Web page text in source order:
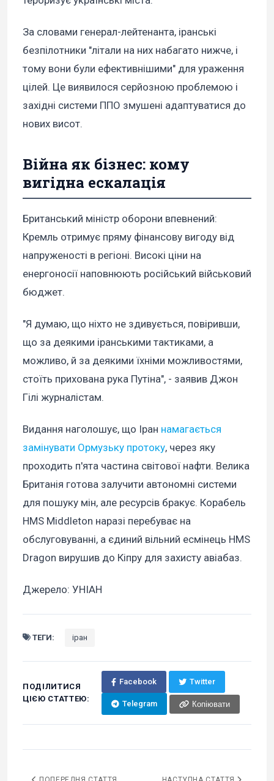
За словами генерал-лейтенанта, іранські
безпілотники "літали на них набагато нижче, і
тому вони були ефективнішими" для ураження
цілей. Це виявилося серйозною проблемою і
західні системи ППО змушені адаптуватися до
нових висот.
Війна як бізнес: кому
вигідна ескалація
Британський міністр оборони впевнений:
Кремль отримує пряму фінансову вигоду від
напруженості в регіоні. Високі ціни на
енергоносії наповнюють російський військовий
бюджет.
"Я думаю, що ніхто не здивується, повіривши,
що за деякими іранськими тактиками, а
можливо, й за деякими їхніми можливостями,
стоїть прихована рука Путіна", - заявив Джон
Гілі журналістам.
Видання наголошує, що Іран намагається
замінувати Ормузьку протоку, через яку
проходить п'ята частина світової нафти. Велика
Британія готова залучити автономні системи
для пошуку мін, але ресурсів бракує. Корабель
HMS Middleton наразі перебуває на
обслуговуванні, а єдиний вільний есмінець HMS
Dragon вирушив до Кіпру для захисту авіабаз.
Джерело: УНІАН
ТЕГИ: іран
ПОДІЛИТИСЯ
ЦІЄЮ СТАТТЕЮ:
Facebook Twitter
Telegram Копіювати